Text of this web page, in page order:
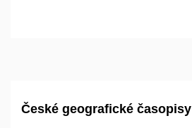
České geografické časopisy